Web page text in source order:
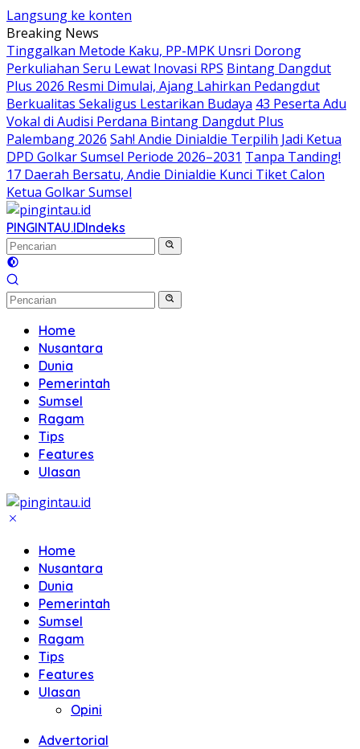
Langsung ke konten
Breaking News
Tinggalkan Metode Kaku, PP-MPK Unsri Dorong
Perkuliahan Seru Lewat Inovasi RPS Bintang Dangdut
Plus 2026 Resmi Dimulai, Ajang Lahirkan Pedangdut
Berkualitas Sekaligus Lestarikan Budaya 43 Peserta Adu
Vokal di Audisi Perdana Bintang Dangdut Plus
Palembang 2026 Sah! Andie Dinialdie Terpilih Jadi Ketua
DPD Golkar Sumsel Periode 2026–2031 Tanpa Tanding!
17 Daerah Bersatu, Andie Dinialdie Kunci Tiket Calon
Ketua Golkar Sumsel
PINGINTAU.IDIndeks
Home
Nusantara
Dunia
Pemerintah
Sumsel
Ragam
Tips
Features
Ulasan
Home
Nusantara
Dunia
Pemerintah
Sumsel
Ragam
Tips
Features
Ulasan
Opini
Advertorial